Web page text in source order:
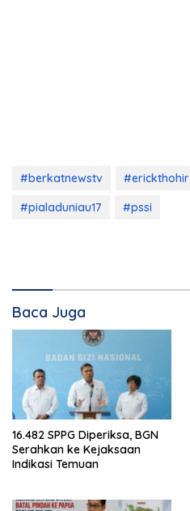
#berkatnewstv #erickthohir
#pialaduniau17
#pssi
Baca Juga
16.482 SPPG Diperiksa, BGN
Serahkan ke Kejaksaan
Indikasi Temuan